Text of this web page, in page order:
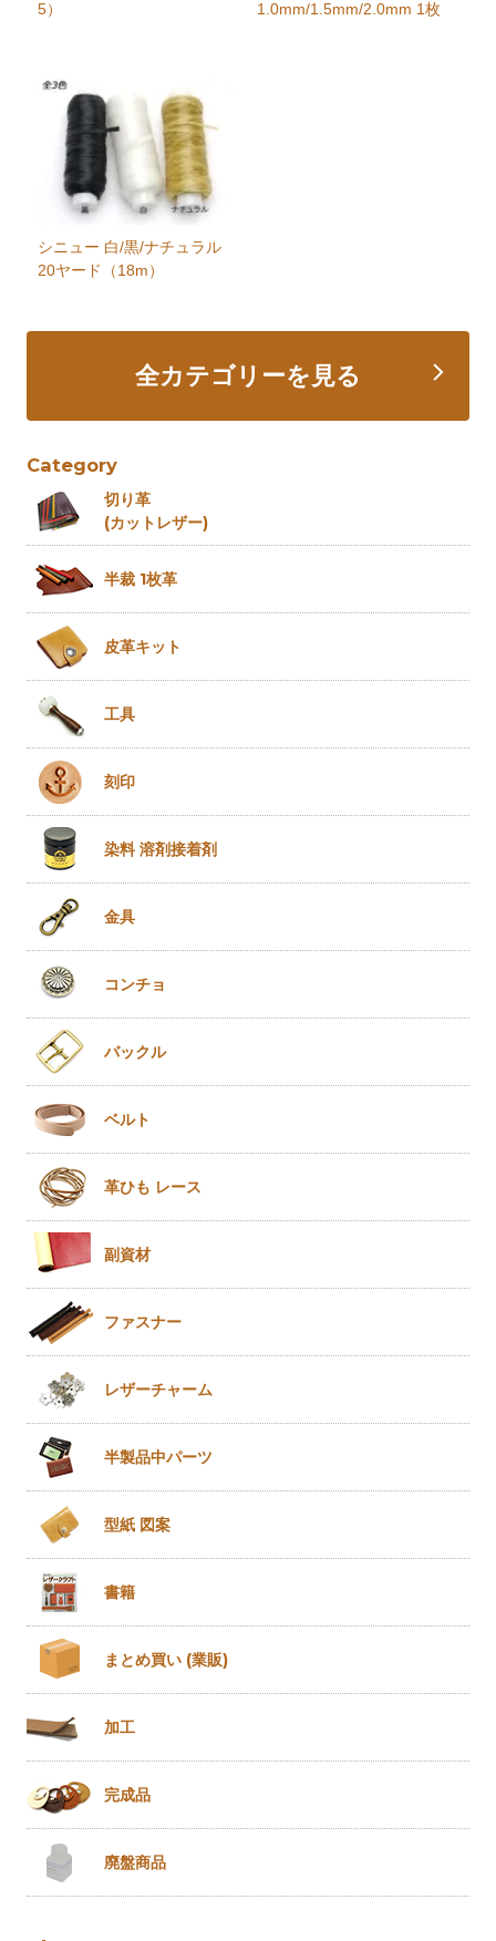
5）
1.0mm/1.5mm/2.0mm 1枚
シニュー 白/黒/ナチュラル
20ヤード（18m）
全カテゴリーを見る
Category
切り革
(カットレザー)
半裁 1枚革
皮革キット
工具
刻印
染料 溶剤接着剤
金具
コンチョ
バックル
ベルト
革ひも レース
副資材
ファスナー
レザーチャーム
半製品中パーツ
型紙 図案
書籍
まとめ買い (業販)
加工
完成品
廃盤商品